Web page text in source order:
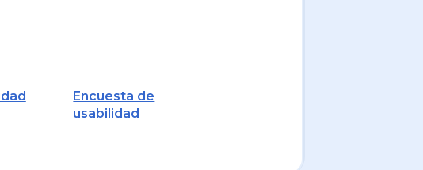
Encuesta de
usabilidad